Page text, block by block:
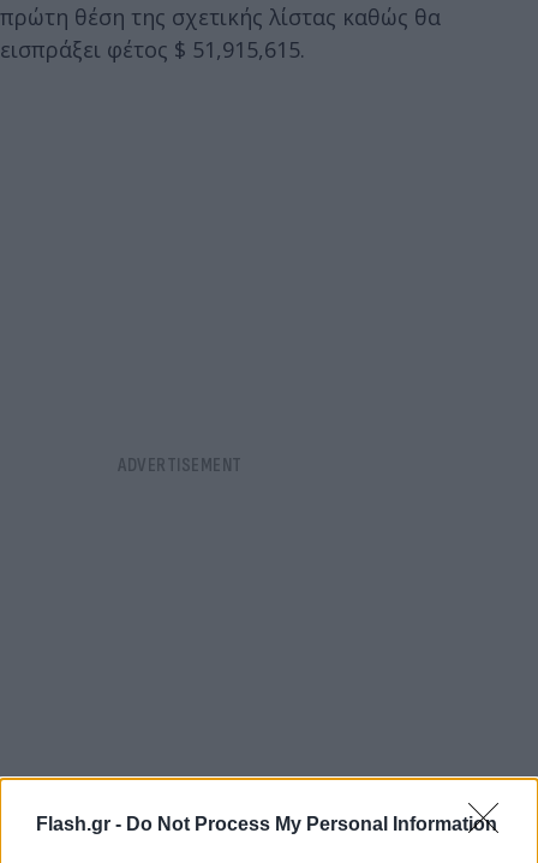
Flash.gr - Do Not Process My Personal Information
πρώτη θέση της σχετικής λίστας καθώς θα
εισπράξει φέτος $ 51,915,615.